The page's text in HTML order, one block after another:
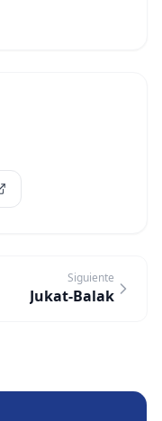
Siguiente
Jukat-Balak